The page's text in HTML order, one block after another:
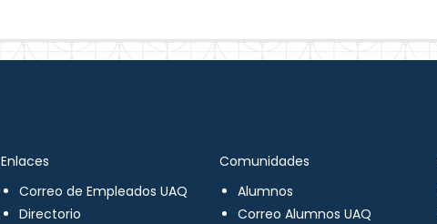
Enlaces
Correo de Empleados UAQ
Directorio
Comunidades
Alumnos
Correo Alumnos UAQ